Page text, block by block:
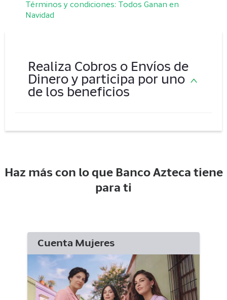
Términos y condiciones: Todos Ganan en
Navidad
Realiza Cobros o Envíos de
Dinero y participa por uno
de los beneficios
Haz más con lo que Banco Azteca tiene
para ti
Cuenta Mujeres